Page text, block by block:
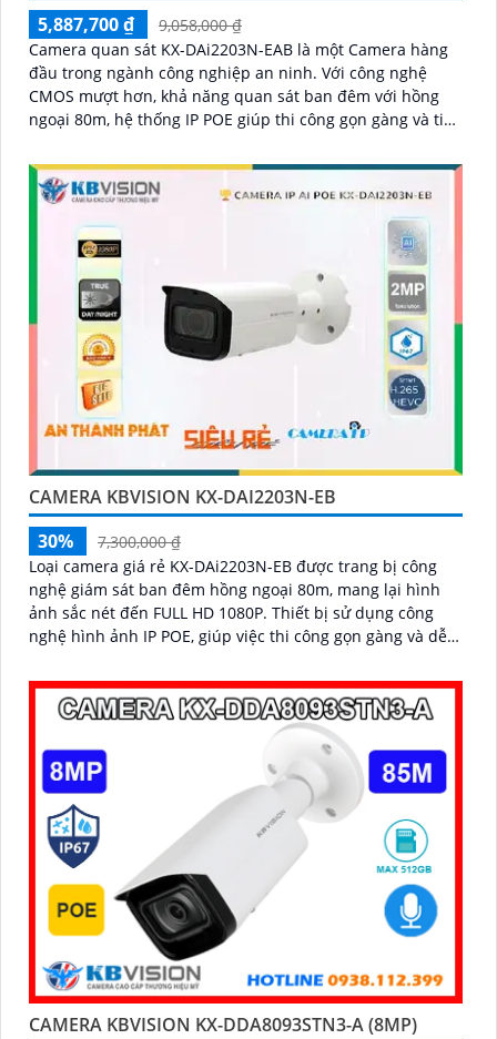
5,887,700 ₫
9,058,000 ₫
Camera quan sát KX-DAi2203N-EAB là một Camera hàng
đầu trong ngành công nghiệp an ninh. Với công nghệ
CMOS mượt hơn, khả năng quan sát ban đêm với hồng
ngoại 80m, hệ thống IP POE giúp thi công gọn gàng và tiện
CAMERA KBVISION KX-DAI2203N-EB
30%
7,300,000 ₫
Loại camera giá rẻ KX-DAi2203N-EB được trang bị công
nghệ giám sát ban đêm hồng ngoại 80m, mang lại hình
ảnh sắc nét đến FULL HD 1080P. Thiết bị sử dụng công
nghệ hình ảnh IP POE, giúp việc thi công gọn gàng và dễ
CAMERA KBVISION KX-DDA8093STN3-A (8MP)